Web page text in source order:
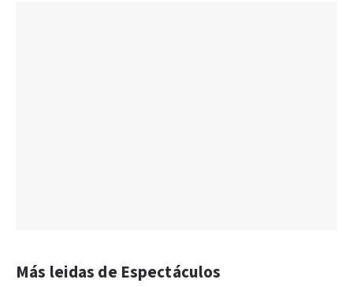
Más leidas de Espectáculos